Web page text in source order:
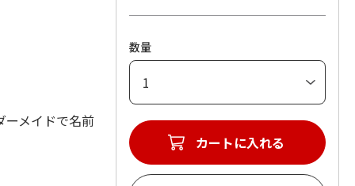
ーメイドで名前
数量
カートに入れる